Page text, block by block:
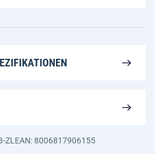
ZL EAN: 8006817906155